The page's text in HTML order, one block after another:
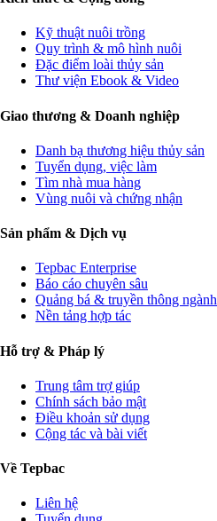
Kỹ thuật nuôi trồng
Quy trình & mô hình nuôi
Đặc điểm loài thủy sản
Thư viện Ebook & Video
Giao thương & Doanh nghiệp
Danh bạ thương hiệu thủy sản
Tuyển dụng, việc làm
Tìm nhà mua hàng
Vùng nuôi và chứng nhận
Sản phẩm & Dịch vụ
Tepbac Enterprise
Báo cáo chuyên sâu
Quảng bá & truyền thông ngành
Nền tảng hợp tác
Hỗ trợ & Pháp lý
Trung tâm trợ giúp
Chính sách bảo mật
Điều khoản sử dụng
Cộng tác và bài viết
Về Tepbac
Liên hệ